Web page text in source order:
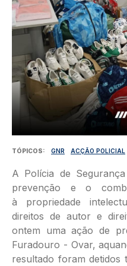
TÓPICOS GNR ACÇÃO POLICIAL
A Polícia de
prevenção e o
à propriedade
direitos de autor e
ontem uma ação de
Furadouro - Ovar,
resultado foram detidos